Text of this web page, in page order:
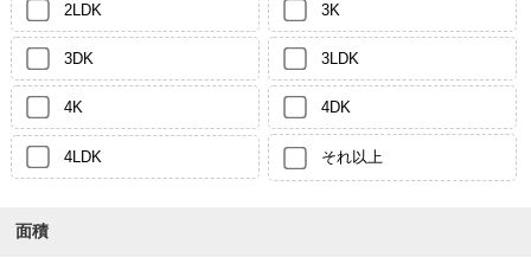
2LDK 3K
3DK 3LDK
4K 4DK
4LDK それ以上
面積